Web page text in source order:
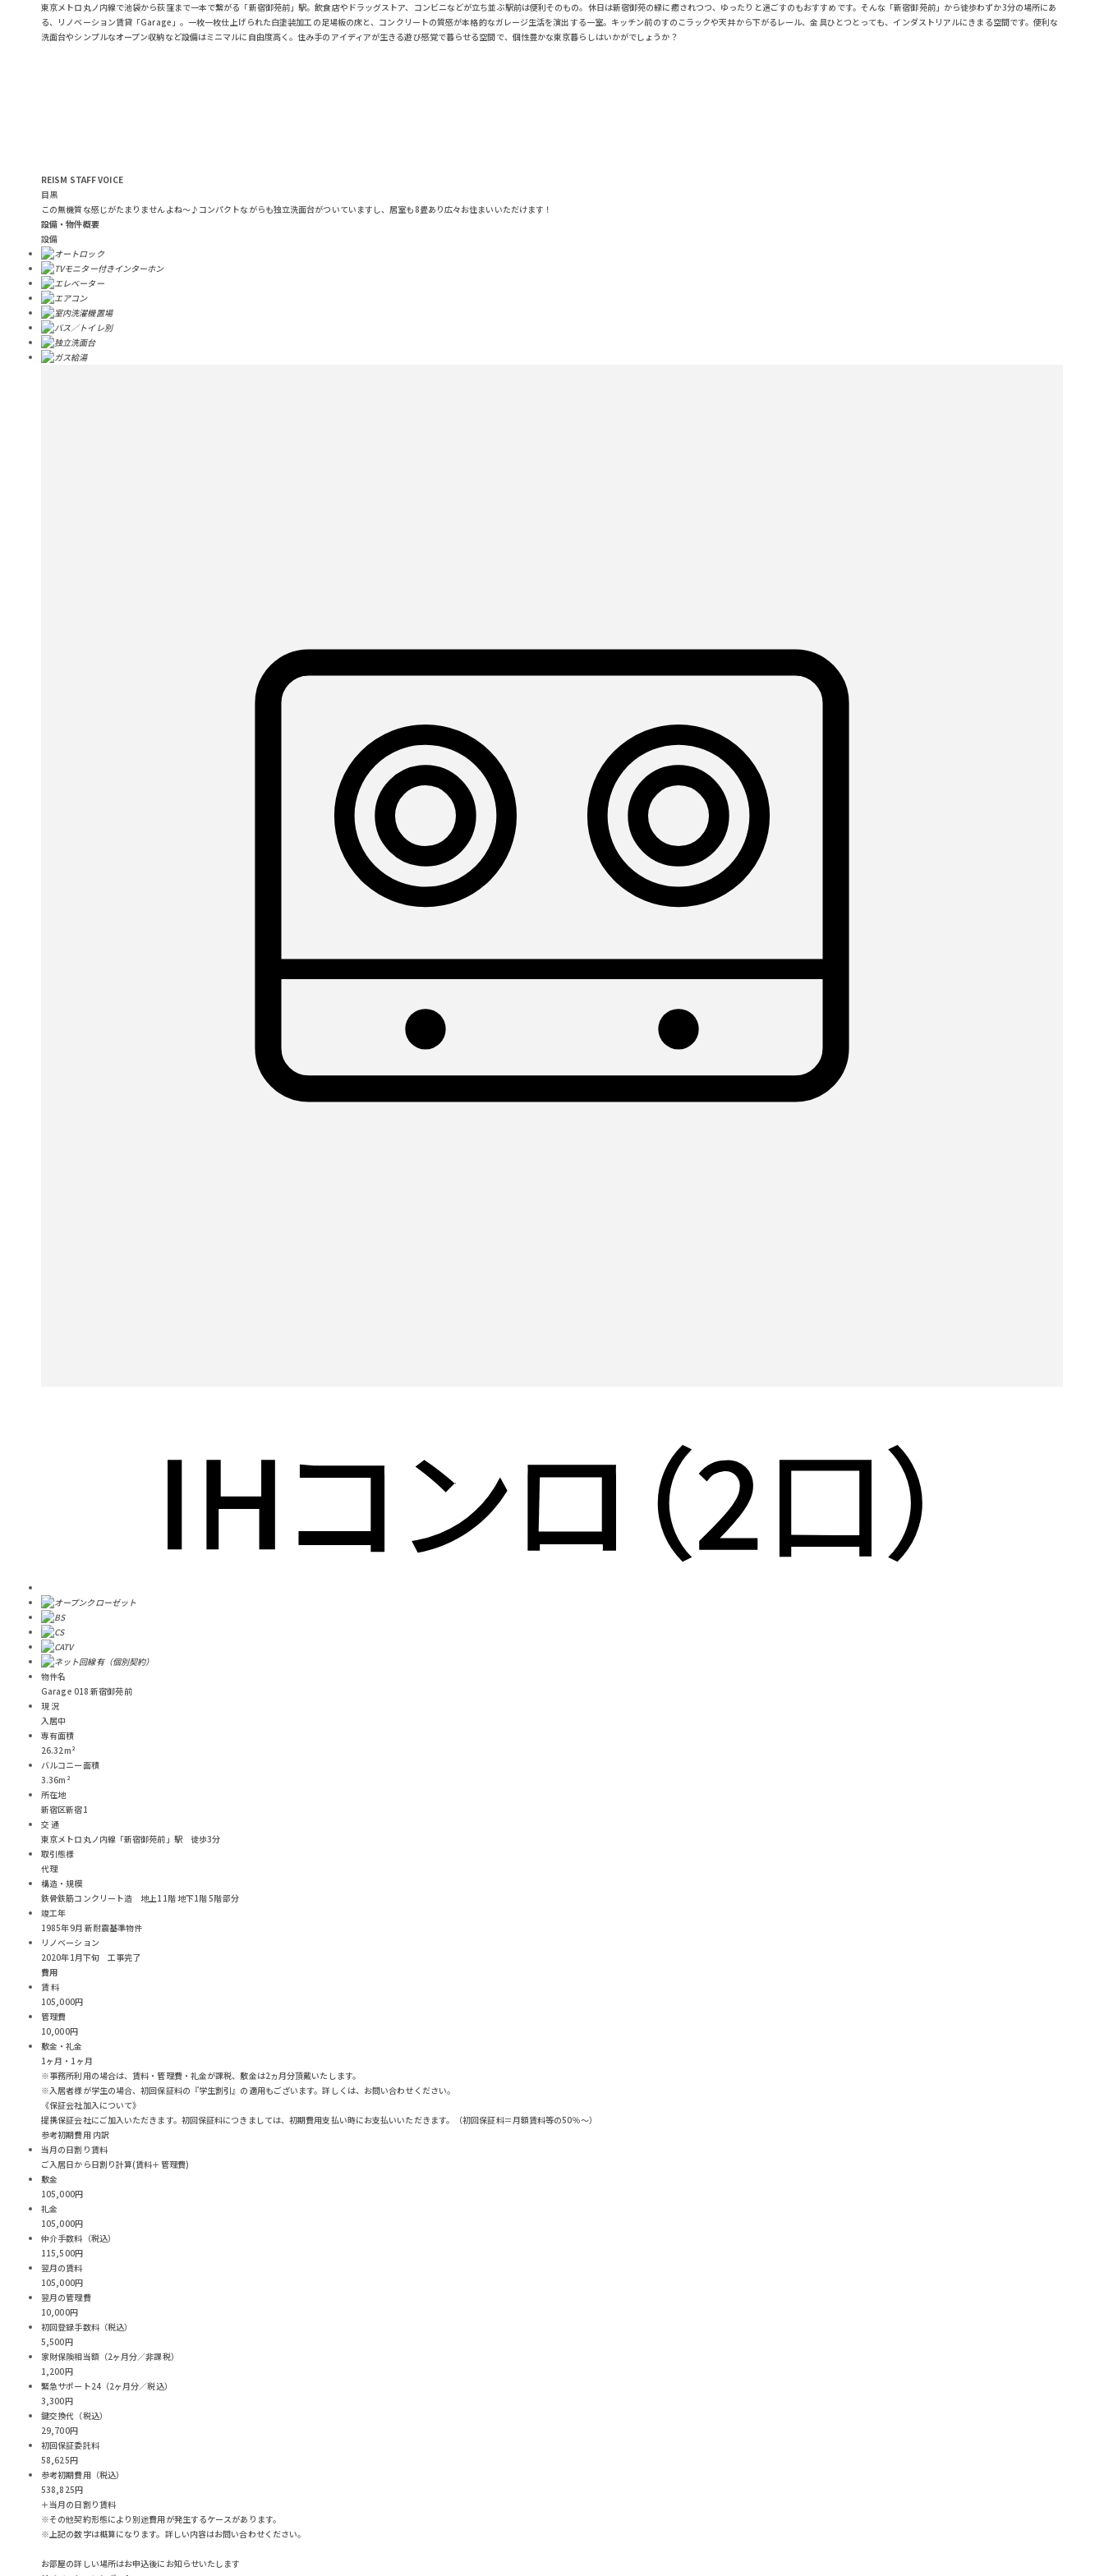
東京メトロ丸ノ内線で池袋から荻窪まで一本で繋がる「新宿御苑前」駅。飲食店やドラッグストア、コンビニなどが立ち並ぶ駅前は便利そのもの。休日は新宿御苑の緑に癒されつつ、ゆったりと過ごすのもおすすめです。そんな「新宿御苑前」から徒歩わずか3分の場所にあ
る、リノベーション賃貸「Garage」。一枚一枚仕上げられた白塗装加工の足場板の床と、コンクリートの質感が本格的なガレージ生活を演出する一室。キッチン前のすのこラックや天井から下がるレール、金具ひとつとっても、インダストリアルにきまる空間です。便利な
洗面台やシンプルなオープン収納など設備はミニマルに自由度高く。住み手のアイディアが生きる遊び感覚で暮らせる空間で、個性豊かな東京暮らしはいかがでしょうか？
REISM STAFFVOICE
目黒
この無機質な感じがたまりませんよね～♪コンパクトながらも独立洗面台がついていますし、居室も8畳あり広々お住まいいただけます！
設備・物件概要
設備
物件名
Garage 018 新宿御苑前
現 況
入居中
専有面積
26.32m²
バルコニー面積
3.36m²
所在地
新宿区新宿1
交 通
東京メトロ丸ノ内線「新宿御苑前」駅 徒歩3分
取引態様
代理
構造・規模
鉄骨鉄筋コンクリート造 地上11階 地下1階 5階部分
竣工年
1985年9月 新耐震基準物件
リノベーション
2020年1月下旬 工事完了
費用
賃 料
105,000円
管理費
10,000円
敷金・礼金
1ヶ月・1ヶ月
※事務所利用の場合は、賃料・管理費・礼金が課税、敷金は2ヵ月分頂戴いたします。
※入居者様が学生の場合、初回保証料の『学生割引』の適用もございます。詳しくは、お問い合わせください。
《保証会社加入について》
提携保証会社にご加入いただきます。初回保証料につきましては、初期費用支払い時にお支払いいただきます。（初回保証料＝月額賃料等の50％～）
参考初期費用 内訳
当月の日割り賃料
ご入居日から日割り計算(賃料＋管理費)
敷金
105,000円
礼金
105,000円
仲介手数料（税込）
115,500円
翌月の賃料
105,000円
翌月の管理費
10,000円
初回登録手数料（税込）
5,500円
家財保険相当額（2ヶ月分／非課税）
1,200円
緊急サポート24（2ヶ月分／税込）
3,300円
鍵交換代（税込）
29,700円
初回保証委託料
58,625円
参考初期費用（税込）
538,825円
＋当月の日割り賃料
※その他契約形態により別途費用が発生するケースがあります。
※上記の数字は概算になります。詳しい内容はお問い合わせください。
お部屋の詳しい場所はお申込後にお知らせいたします